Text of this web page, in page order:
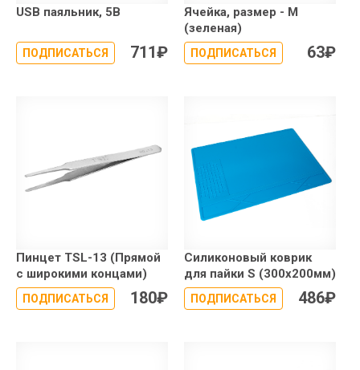
USB паяльник, 5В
ПОДПИСАТЬСЯ 711₽
Ячейка, размер - M
(зеленая)
ПОДПИСАТЬСЯ 63₽
Пинцет TSL-13 (Прямой
с широкими концами)
ПОДПИСАТЬСЯ 180₽
Силиконовый коврик
для пайки S (300x200мм)
ПОДПИСАТЬСЯ 486₽